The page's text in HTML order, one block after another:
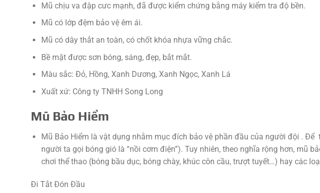
Mũ chịu va đập cưc mạnh, đã được kiểm chứng bằng máy kiểm tra độ bền.
Mũ có lớp đệm bảo vệ êm ái.
Mũ có dây thắt an toàn, có chốt khóa nhựa vững chắc.
Bề mặt được sơn bóng, sáng, đẹp, bắt mắt.
Màu sắc: Đỏ, Hồng, Xanh Dương, Xanh Ngọc, Xanh Lá
Xuất xứ: Công ty TNHH Song Long
Mũ Bảo Hiểm
Mũ Bảo Hiểm là vật dụng nhằm mục đích bảo vệ phần đầu của người đội .
người ta gọi bóng gió là “nồi cơm điện”). Tuy nhiên, theo nghĩa rộng hơn, mũ
chơi thể thao (bóng bầu dục, bóng chày, khúc côn cầu, trượt tuyết…) hay các
Đi Tắt Đón Đầu